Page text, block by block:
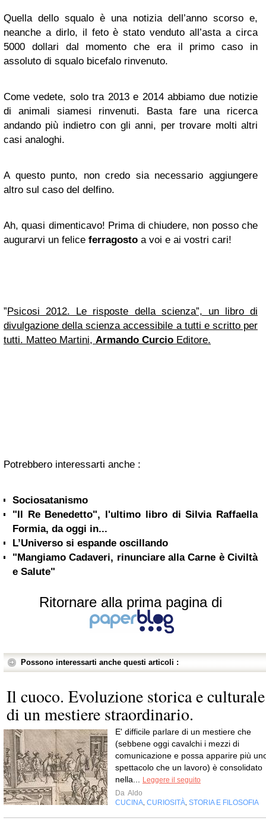
Quella dello squalo è una notizia dell’anno scorso e,
neanche a dirlo, il feto è stato venduto all’asta a circa
5000 dollari dal momento che era il primo caso in
assoluto di squalo bicefalo rinvenuto.
Come vedete, solo tra 2013 e 2014 abbiamo due notizie
di animali siamesi rinvenuti. Basta fare una ricerca
andando più indietro con gli anni, per trovare molti altri
casi analoghi.
A questo punto, non credo sia necessario aggiungere
altro sul caso del delfino.
Ah, quasi dimenticavo! Prima di chiudere, non posso che
augurarvi un felice ferragosto a voi e ai vostri cari!
”Psicosi 2012. Le risposte della scienza”, un libro di
divulgazione della scienza accessibile a tutti e scritto per
tutti. Matteo Martini, Armando Curcio Editore.
Potrebbero interessarti anche :
Sociosatanismo
"Il Re Benedetto", l'ultimo libro di Silvia Raffaella
Formia, da oggi in...
L’Universo si espande oscillando
"Mangiamo Cadaveri, rinunciare alla Carne è Civiltà
e Salute"
Ritornare alla prima pagina di
Possono interessarti anche questi articoli :
Il cuoco. Evoluzione storica e culturale
di un mestiere straordinario.
E' difficile parlare di un mestiere che
(sebbene oggi cavalchi i mezzi di
comunicazione e possa apparire più
spettacolo che un lavoro) è consolidato
nella...
Leggere il seguito
Da Aldo
CUCINA CURIOSITÀ STORIA E FILOSOFIA